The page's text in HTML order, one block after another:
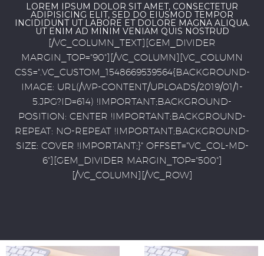
LOREM IPSUM DOLOR SIT AMET, CONSECTETUR
ADIPISICING ELIT, SED DO EIUSMOD TEMPOR
INCIDIDUNT UT LABORE ET DOLORE MAGNA ALIQUA.
UT ENIM AD MINIM VENIAM QUIS NOSTRUD
[/VC_COLUMN_TEXT][GEM_DIVIDER
MARGIN_TOP="90"][/VC_COLUMN][VC_COLUMN
CSS=".VC_CUSTOM_1548669539564{BACKGROUND-
IMAGE: URL(/WP-CONTENT/UPLOADS/2019/01/1-
5.JPG?ID=614) !IMPORTANT;BACKGROUND-
POSITION: CENTER !IMPORTANT;BACKGROUND-
REPEAT: NO-REPEAT !IMPORTANT;BACKGROUND-
SIZE: COVER !IMPORTANT;}" OFFSET="VC_COL-MD-
6"][GEM_DIVIDER MARGIN_TOP="500"]
[/VC_COLUMN][/VC_ROW]